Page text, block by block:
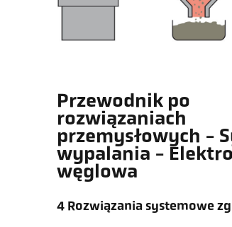
Przewodnik po
rozwiązaniach
przemysłowych -
wypalania -
węglowa
4 Rozwiązania systemowe